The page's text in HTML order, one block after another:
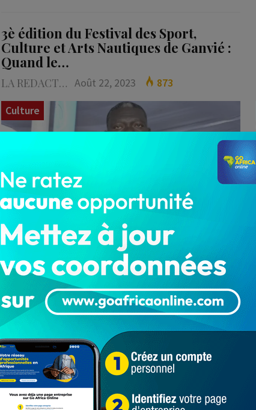
3è édition du Festival des Sport,
Culture et Arts Nautiques de Ganvié :
Quand le…
LA REDACTION Août 22, 2023
873
Culture
Fils de la commune de Sô-Ava, l'ancien Maire
qui a été élu député à l'Assemblée Nationale
du Bénin en janvier…
Bénin : Officiel ! André Oussou Todjè,
nouveau Maire de la commune de Sô-
Ava
LA REDACTION Avr 4, 2023
4 471